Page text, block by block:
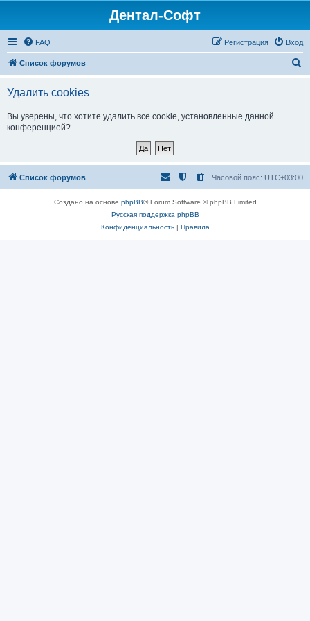
Дентал-Софт
FAQ Вход
Регистрация
Список форумов
Удалить cookies
Вы уверены, что хотите удалить все cookie, установленные данной
конференцией?
Список форумов Часовой пояс: UTC+03:00
Создано на основе phpBB® Forum Software © phpBB Limited
Русская поддержка phpBB
Конфиденциальность| Правила